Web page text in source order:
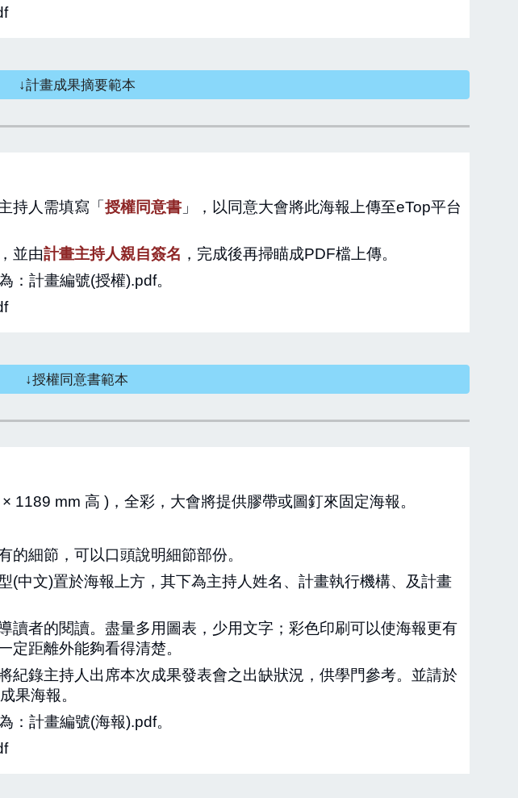
↓計畫成果摘要範本
持人需填寫「授權同意書 」，以同意大會將此海報上傳至eTop平台
並由計畫主持人親自簽名 ，完成後再掃瞄成PDF檔上傳。
：計畫編號(授權).pdf。
↓授權同意書範本
× 1189 mm 高 )，全彩，大會將提供膠帶或圖釘來固定海報。
的細節，可以口頭說明細節部份。
(中文)置於海報上方，其下為主持人姓名、計畫執行機構、及計畫
讀者的閱讀。盡量多用圖表，少用文字；彩色印刷可以使海報更有
定距離外能夠看得清楚。
紀錄主持人出席本次成果發表會之出缺狀況，供學門參考。並請於
果海報。
：計畫編號(海報).pdf。